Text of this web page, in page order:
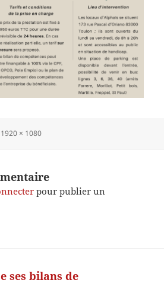
Taille
1920 × 1080
pour publier un
ses bilans de